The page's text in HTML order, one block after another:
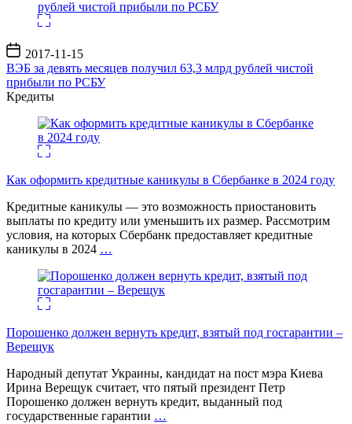
Дата
записи
2017-11-15
ВЭБ за девять месяцев получил 63,3 млрд рублей чистой
прибыли по РСБУ
Кредиты
Как оформить кредитные каникулы в Сбербанке в 2024 году
Кредитные каникулы — это возможность приостановить
выплаты по кредиту или уменьшить их размер. Рассмотрим
условия, на которых Сбербанк предоставляет кредитные
каникулы в 2024 …
Порошенко должен вернуть кредит, взятый под госгарантии –
Верещук
Народный депутат Украины, кандидат на пост мэра Киева
Ирина Верещук считает, что пятый президент Петр
Порошенко должен вернуть кредит, выданный под
государственные гарантии …